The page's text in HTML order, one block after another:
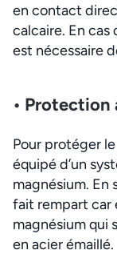
en contact
calcaire. En cas
est nécessaire
•
Pour protéger
équipé d’un
magnésium. En
fait rempart car
magnésium qui
en acier émaillé.